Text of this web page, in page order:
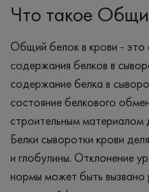
Что такое
Общий белок в крови - это
содержания белков в
содержание белка в
состояние белкового
строительным материалом
Белки сыворотки крови
и глобулины. Отклонение
нормы может быть вызвано